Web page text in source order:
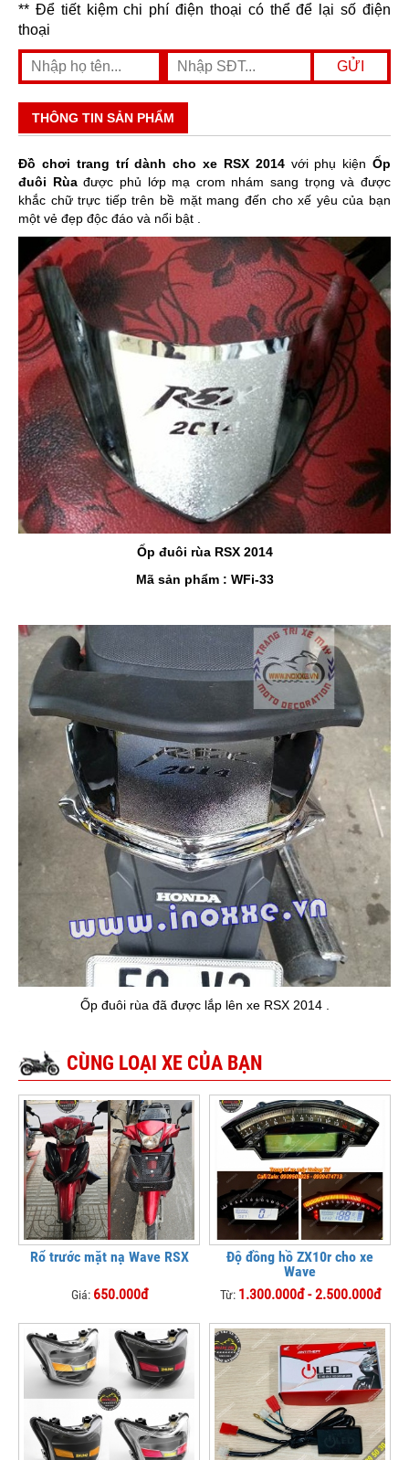
** Để tiết kiệm chi phí điện thoại có thể để lại số điện
thoại
THÔNG TIN SẢN PHẨM
Đồ chơi trang trí dành cho xe RSX 2014với phụ kiệnỐp
đuôi Rùađược phủ lớp mạ crom nhám sang trọng và được
khắc chữ trực tiếp trên bề mặt mang đến cho xế yêu của bạn
một vẻ đẹp độc đáo và nổi bật .
Ốp đuôi rùa RSX 2014
Mã sản phẩm : WFi-33
Ốp đuôi rùa đã được lắp lên xe RSX 2014 .
CÙNG LOẠI XE CỦA BẠN
Rổ trước mặt nạ Wave RSX
Giá: 650.000đ
Độ đồng hồ ZX10r cho xe
Wave
Từ: 1.300.000đ - 2.500.000đ